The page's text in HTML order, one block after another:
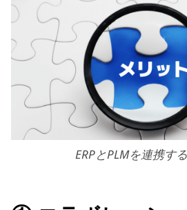
ERPとPLMを連携す